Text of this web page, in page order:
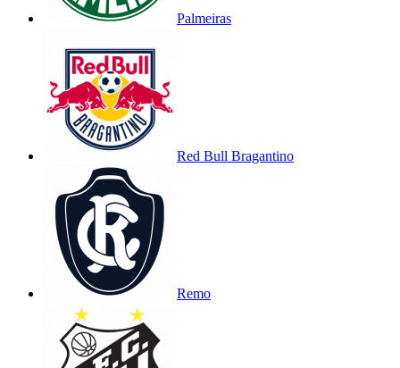
Palmeiras
Red Bull Bragantino
Remo